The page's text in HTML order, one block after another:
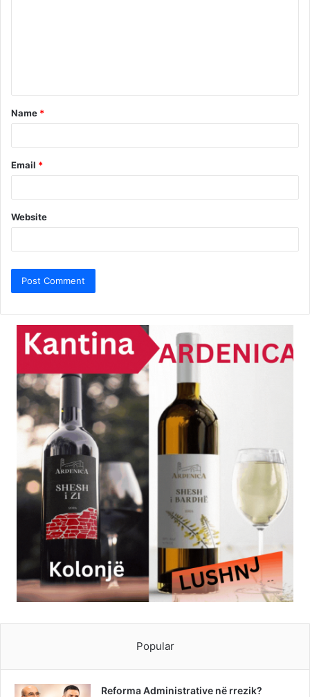
t
*
Name *
Email *
Website
Popular
Reforma Administrative në rrezik?